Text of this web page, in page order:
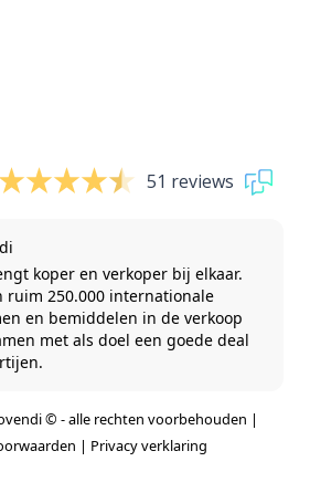
51 reviews
koper en verkoper bij elkaar.
ruim 250.000 internationale
en bemiddelen in de verkoop
met als doel een goede deal
© - alle rechten voorbehouden |
| Privacy verklaring